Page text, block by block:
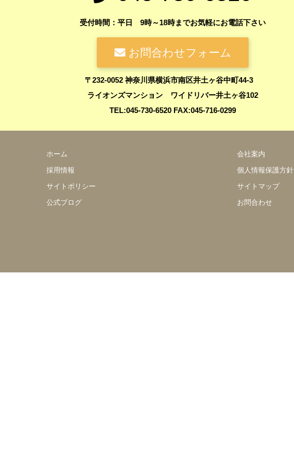
受付時間：平日 9時～18時までお気軽にお電話下さい
お問合わせフォーム
〒232-0052 神奈川県横浜市南区井土ヶ谷中町44-3
ライオンズマンション ワイドリバー井土ヶ谷102
TEL:045-730-6520 FAX:045-716-0299
ホーム 会社案内
採用情報
個人情報保護方針
サイトポリシー
サイトマップ
公式ブログ
お問合わせ